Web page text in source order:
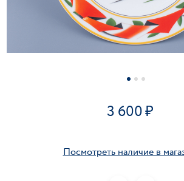
3 600
Посмотреть наличие в